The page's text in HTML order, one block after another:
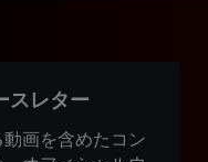
スレター
画を含めたコン